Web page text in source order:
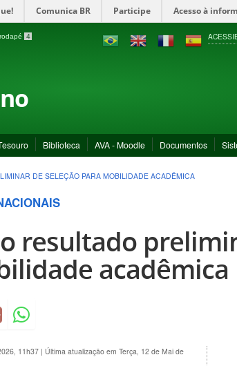
Comunica BR Participe Acesso à
4
Biblioteca AVA - Moodle Documentos
DE SELEÇÃO PARA MOBILIDADE ACADÊMICA
resultado
acadêmica
11h37 | Última atualização em Terça, 12 de Mai de